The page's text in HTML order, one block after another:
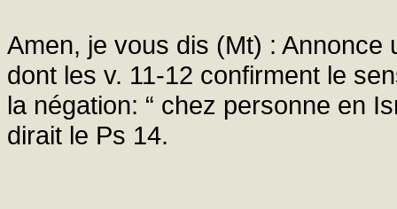
Amen, je vous dis (Mt) : Annonce
dont les v. 11-12 confirment le
la négation: “ chez personne en
dirait le Ps 14.